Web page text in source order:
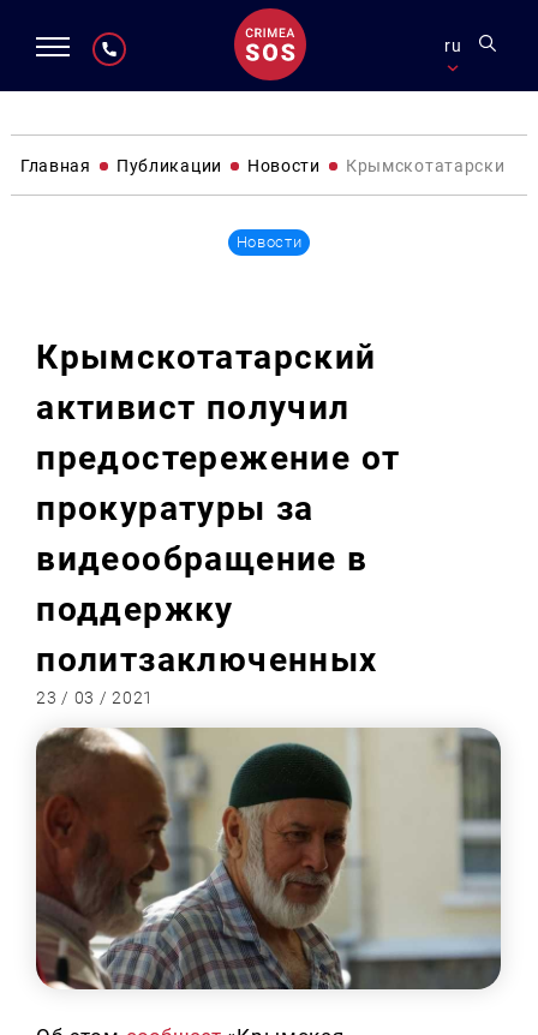
ru
Главная Публикации Новости Крымскотатарский
Новости
Крымскотатарский
активист получил
предостережение от
прокуратуры за
видеообращение в
поддержку
политзаключенных
23 / 03 / 2021